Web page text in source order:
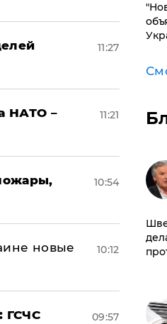
11:27
НАТО –
11:21
10:54
новые
10:12
ГСЧС
09:57